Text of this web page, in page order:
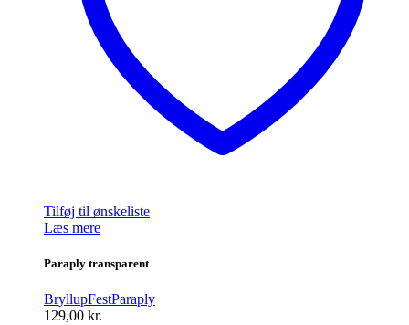
Tilføj til ønskeliste
Læs mere
Paraply transparent
BryllupFestParaply
129,00 kr.